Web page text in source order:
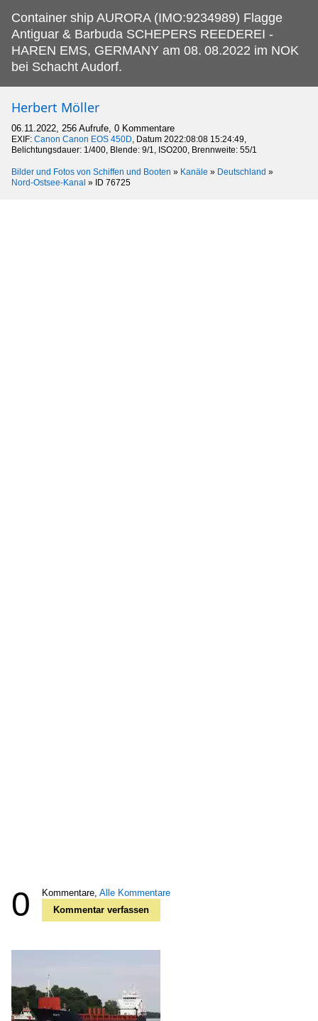
Container ship AURORA (IMO:9234989) Flagge
Antiguar & Barbuda SCHEPERS REEDEREI -
HAREN EMS, GERMANY am 08. 08.2022 im NOK
bei Schacht Audorf.
Herbert Möller
06.11.2022, 256 Aufrufe, 0 Kommentare
EXIF: Canon Canon EOS 450D, Datum 2022:08:08 15:24:49,
Belichtungsdauer: 1/400, Blende: 9/1, ISO200, Brennweite: 55/1
Bilder und Fotos von Schiffen und Booten » Kanäle » Deutschland »
Nord-Ostsee-Kanal » ID 76725
0 Kommentare, Alle Kommentare
Kommentar verfassen